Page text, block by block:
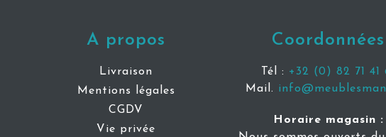
A propos
Livraison
Mentions légales
CGDV
Vie privée
Coordonnées
Tél : +32 (0) 82 71 41
Mail.
Horaire magasin :